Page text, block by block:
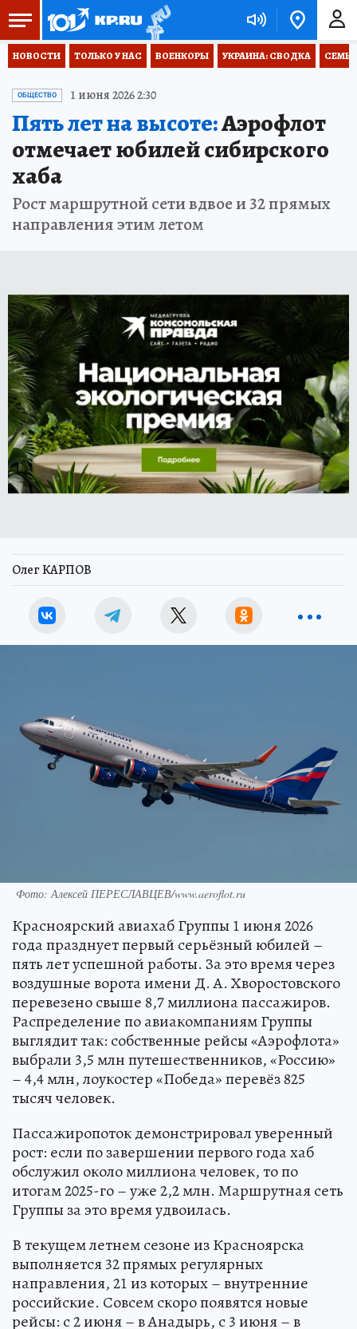
НОВОСТИ ТОЛЬКО У НАС ВОЕНКОРЫ УКРАИНА: СВОДКА
ОБЩЕСТВО 1 июня 2026 2:30
Пять лет на высоте:Аэрофлот
отмечает юбилей сибирского
хаба
Рост маршрутной сети вдвое и 32 прямых
направления этим летом
Олег КАРПОВ
Фото: Алексей ПЕРЕСЛАВЦЕВ/www.aeroflot.ru
Красноярский авиахаб Группы 1 июня 2026
года празднует первый серьёзный юбилей –
пять лет успешной работы. За это время через
воздушные ворота имени Д. А. Хворостовского
перевезено свыше 8,7 миллиона пассажиров.
Распределение по авиакомпаниям Группы
выглядит так: собственные рейсы «Аэрофлота»
выбрали 3,5 млн путешественников, «Россию»
– 4,4 млн, лоукостер «Победа» перевёз 825
тысяч человек.
Пассажиропоток демонстрировал уверенный
рост: если по завершении первого года хаб
обслужил около миллиона человек, то по
итогам 2025-го – уже 2,2 млн. Маршрутная сеть
Группы за это время удвоилась.
В текущем летнем сезоне из Красноярска
выполняется 32 прямых регулярных
направления, 21 из которых – внутренние
российские. Совсем скоро появятся новые
рейсы: с 2 июня – в Анадырь, с 3 июня – в